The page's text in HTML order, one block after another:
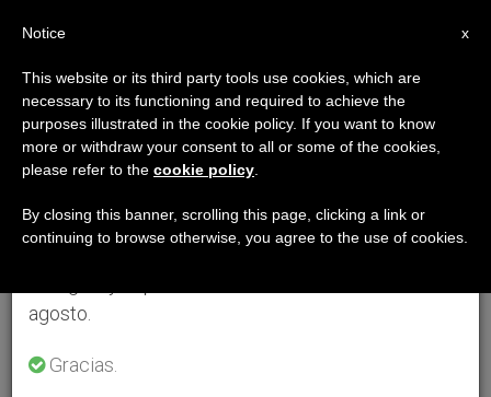
×
Aviso importante
Del 27 de julio al 7 de agosto haremos la pausa
anual, aprovechando que en el periodo de verano
se generan menos informaciones y también el
agosto.
Gracias.
x
Notice
This website or its third party tools use cookies, which are
necessary to its functioning and required to achieve the
purposes illustrated in the cookie policy. If you want to know
more or withdraw your consent to all or some of the cookies,
please refer to the cookie policy
By closing this banner, scrolling this page, clicking a link or
continuing to browse otherwise, you agree to the use of cookies.